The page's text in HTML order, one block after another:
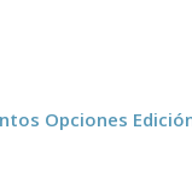
Opciones